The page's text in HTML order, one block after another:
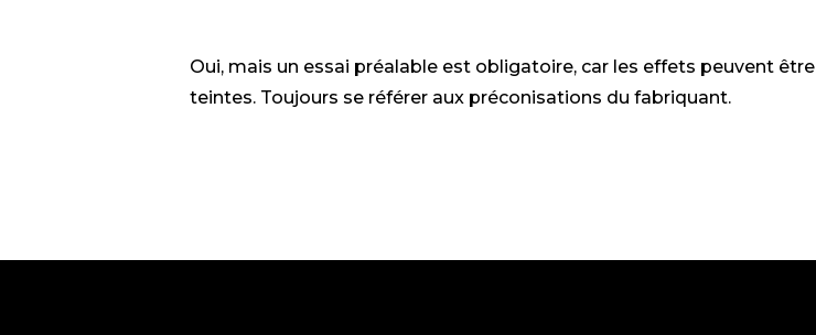
Oui, mais un essai préalable est obligatoire, car les effets peuvent
teintes. Toujours se référer aux préconisations du fabriquant.